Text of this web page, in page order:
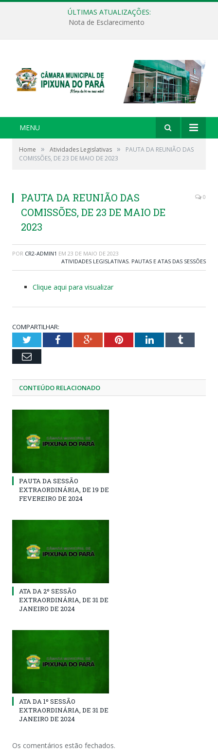
ÚLTIMAS ATUALIZAÇÕES:
Nota de Esclarecimento
MENU
Home » Atividades Legislativas »
PAUTA DA REUNIÃO DAS
COMISSÕES, DE 23 DE MAIO DE 2023
PAUTA DA REUNIÃO DAS
COMISSÕES, DE 23 DE MAIO DE
2023
0
POR CR2-ADMIN1 EM 23 DE MAIO DE 2023
ATIVIDADES LEGISLATIVAS, PAUTAS E ATAS DAS SESSÕES
Clique aqui para visualizar
COMPARTILHAR:
TwitterFacebookGoogle+PinterestLinkedInTumblr
Email
CONTEÚDO RELACIONADO
PAUTA DA SESSÃO
EXTRAORDINÁRIA, DE 19 DE
FEVEREIRO DE 2024
ATA DA 2º SESSÃO
EXTRAORDINÁRIA, DE 31 DE
JANEIRO DE 2024
ATA DA 1º SESSÃO
EXTRAORDINÁRIA, DE 31 DE
JANEIRO DE 2024
Os comentários estão fechados.